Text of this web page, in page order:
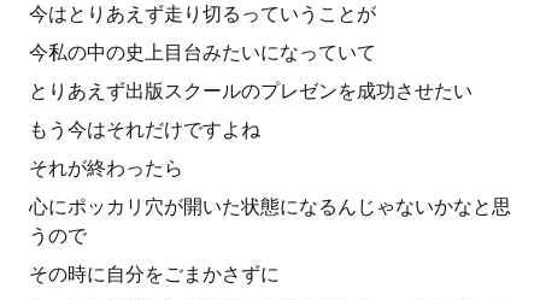
今はとりあえず走り切るっていうことが
今私の中の史上目台みたいになっていて
とりあえず出版スクールのプレゼンを成功させたい
もう今はそれだけですよね
それが終わったら
心にポッカリ穴が開いた状態になるんじゃないかなと思
うので
その時に自分をごまかさずに